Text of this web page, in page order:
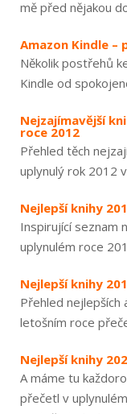
mě před nějakou
Amazon Kindle –
Několik postřehů
Kindle od
Nejzajímavější
roce 2012
Přehled těch
uplynulý rok 2012
Nejlepší knihy
Inspirující seznam
uplynulém roce
Nejlepší knihy
Přehled nejlepších
letošním roce
Nejlepší knihy
A máme tu
přečetl v